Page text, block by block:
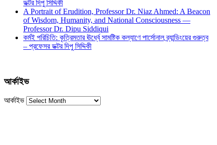
ডক্টর দিপু সিদ্দিকী
A Portrait of Erudition, Professor Dr. Niaz Ahmed: A Beacon
of Wisdom, Humanity, and National Consciousness —
Professor Dr. Dipu Siddiqui
কর্মই পরিচিতি: কৃত্রিমতার ঊর্ধ্বে সামষ্টিক কল্যাণে পার্সোনাল ব্র্যান্ডিংয়ের গুরুত্ব
– প্রফেসর ডক্টর দিপু সিদ্দিকী
আর্কাইভ
আর্কাইভ